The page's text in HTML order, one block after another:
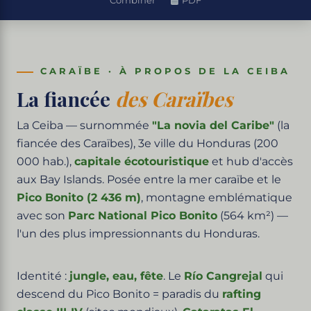
CARAÏBE · À PROPOS DE LA CEIBA
La fiancée des Caraïbes
La Ceiba — surnommée "La novia del Caribe" (la
fiancée des Caraïbes), 3e ville du Honduras (200
000 hab.), capitale écotouristique et hub d'accès
aux Bay Islands. Posée entre la mer caraïbe et le
Pico Bonito (2 436 m), montagne emblématique
avec son Parc National Pico Bonito (564 km²) —
l'un des plus impressionnants du Honduras.
Identité : jungle, eau, fête. Le Río Cangrejal qui
descend du Pico Bonito = paradis du rafting